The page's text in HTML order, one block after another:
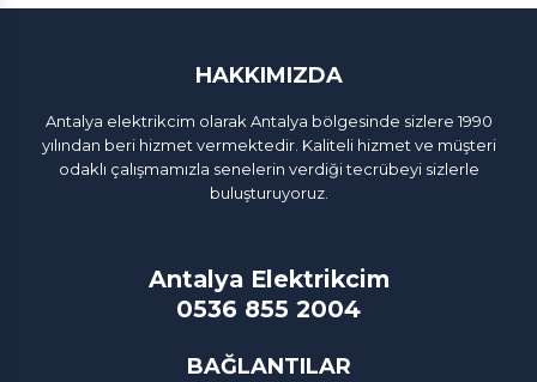
HAKKIMIZDA
Antalya elektrikcim olarak Antalya bölgesinde sizlere 1990
yılından beri hizmet vermektedir. Kaliteli hizmet ve müşteri
odaklı çalışmamızla senelerin verdiği tecrübeyi sizlerle
buluşturuyoruz.
Antalya Elektrikcim
0536 855 2004
BAĞLANTILAR